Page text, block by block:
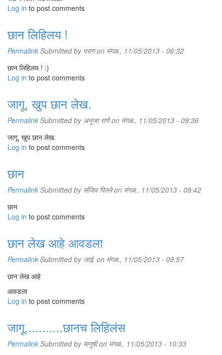
Log in to post comments
छान लिहिलय !
Permalink Submitted by परागon मंगळ., 11/05/2013 - 06:32
छान लिहिलय ! :)
Log in to post comments
जागू, खुप छान लेख.
Permalink Submitted by अनुजा राणेon मंगळ., 11/05/2013 - 09:36
जागू, खुप छान लेख.
Log in to post comments
छान
Permalink Submitted by संजिव पिल्लेon मंगळ., 11/05/2013 - 09:42
छान
Log in to post comments
छान लेख आहे आवडला
Permalink Submitted by जाई. on मंगळ., 11/05/2013 - 09:57
छान लेख आहे
आवडला
Log in to post comments
जागू...........छानच लिहिलंस
Permalink Submitted by मानुषीon मंगळ., 11/05/2013 - 10:33